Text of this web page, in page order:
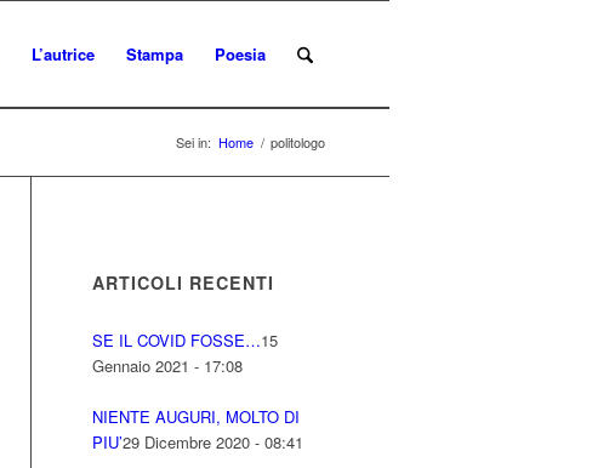
L’autrice Stampa Poesia
Sei in: Home / politologo
ARTICOLI RECENTI
SE IL COVID FOSSE…15
Gennaio 2021 - 17:08
NIENTE AUGURI, MOLTO DI
PIU’29 Dicembre 2020 - 08:41